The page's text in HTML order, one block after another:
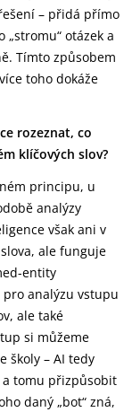
– přidá přímo
otázek a
Tímto způsobem
toho dokáže
rozeznat, co
klíčových slov?
principu, u
analýzy
však ani v
ale funguje
entity
pro analýzu vstupu
ale také
si můžeme
školy – AI tedy
a tomu přizpůsobit
daný „bot“ zná,